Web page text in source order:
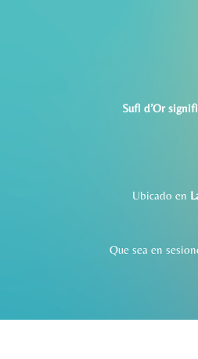
Sufl d’Or
Ubicado en
Que sea en